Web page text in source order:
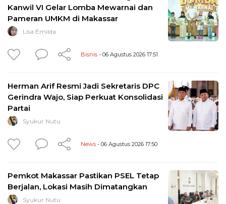
Kanwil VI Gelar Lomba Mewarnai dan
Pameran UMKM di Makassar
Lisa Emilda
Bisnis - 06 Agustus 2026 17:51
Herman Arif Resmi Jadi Sekretaris DPC
Gerindra Wajo, Siap Perkuat Konsolidasi
Partai
Syukur Nutu
News - 06 Agustus 2026 17:50
Pemkot Makassar Pastikan PSEL Tetap
Berjalan, Lokasi Masih Dimatangkan
Syukur Nutu